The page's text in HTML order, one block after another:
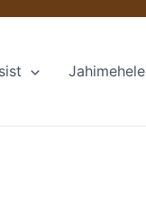
Jahimehele